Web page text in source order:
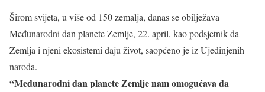
Širom svijeta, u više od 150 zemalja, danas se obilježava
Međunarodni dan planete Zemlje, 22. april, kao podsjetnik da
Zemlja i njeni ekosistemi daju život, saopćeno je iz Ujedinjenih
naroda.
“Međunarodni dan planete Zemlje nam omogućava da